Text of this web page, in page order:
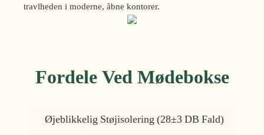
travlheden i moderne, åbne kontorer.
Fordele Ved Mødebokse
Øjeblikkelig Støjisolering (28±3 DB Fald)